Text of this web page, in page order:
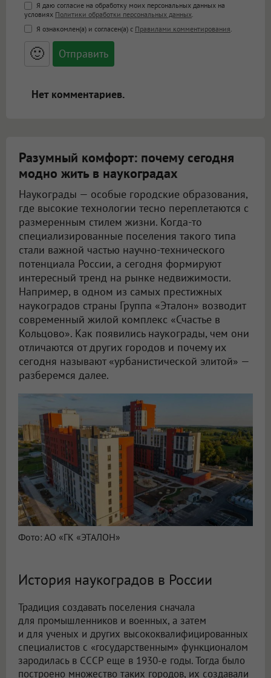
Поддержка HTML
<b>, <strong>, <u>, <i>, <em>, <s>, <big>,
<small>, <sup>, <sub>, <pre>, <ul>, <ol>, <li>,
<blockquote>, <code> экранирует HTML,
адреса URL автоматически становятся
ссылками, и [img]адрес[/img] будет
Я даю согласие на обработку моих персональных данных на
условиях Политики обработки персональных данных
Я ознакомлен(а) и согласен(а) с Правилами комментирования
🙂
Нет комментариев.
Разумный комфорт: почему сегодня
модно жить в наукоградах
Наукограды — особые городские образования,
где высокие технологии тесно переплетаются с
размеренным стилем жизни. Когда-то
специализированные поселения такого типа
стали важной частью научно-технического
потенциала России, а сегодня формируют
интересный тренд на рынке недвижимости.
Например, в одном из самых престижных
наукоградов страны Группа «Эталон» возводит
современный жилой комплекс «Счастье в
Кольцово». Как появились наукограды, чем они
отличаются от других городов и почему их
сегодня называют «урбанистической элитой» —
разберемся далее.
Фото: АО «ГК «ЭТАЛОН»
История наукоградов в России
Традиция создавать поселения сначала
для промышленников и военных, а затем
и для ученых и других высококвалифицированных
специалистов с «государственным» функционалом
зародилась в СССР еще в 1930-е годы. Тогда было
построено множество таких городов, их создавали